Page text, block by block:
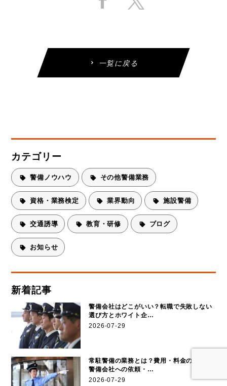
一覧に戻る
カテゴリー
警備ノウハウ その他警備業務
資格・業務検定 業界動向 施設警備
交通誘導 教育・研修 ブログ
お知らせ
新着記事
警備会社はどこがいい？転職で失敗しない
選び方とホワイト企…
2026-07-29
常駐警備の業務とは？費用・料金の目安と
警備会社への依頼・…
2026-07-29